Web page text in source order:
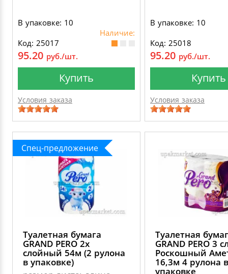
В упаковке: 10
Наличие:
Код: 25017
95.20 руб./шт.
Купить
Условия заказа
В упаковке: 10
Код: 25018
95.20 руб./шт.
Купить
Условия заказа
Спец-предложение
Туалетная бумага
GRAND PERO 2х
слойный 54м (2 рулона
в упаковке)
Туалетная
GRAND PERO 3
Роскошный
16,3м 4 рулона в
упаковке